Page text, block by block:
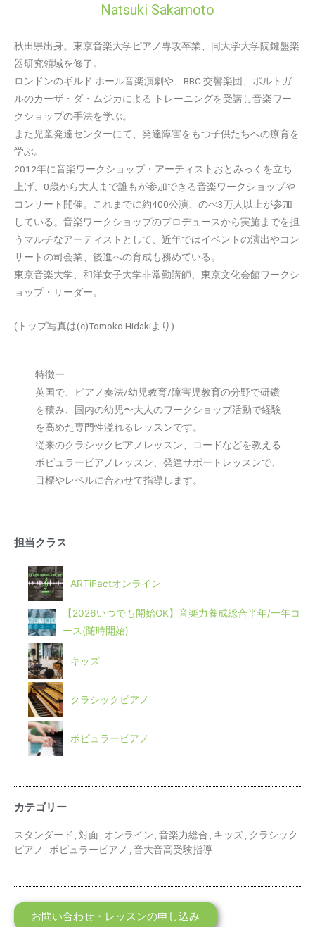
Natsuki Sakamoto
秋田県出身。東京音楽大学ピアノ専攻卒業、同大学大学院鍵盤楽
器研究領域を修了。
ロンドンのギルド ホール音楽演劇や、BBC 交響楽団、ポルトガ
ルのカーザ・ダ・ムジカによる トレーニングを受講し音楽ワー
クショップの手法を学ぶ。
また児童発達センターにて、発達障害をもつ子供たちへの療育を
学ぶ。
2012年に音楽ワークショップ・アーティストおとみっくを立ち
上げ、0歳から大人まで誰もが参加できる音楽ワークショップや
コンサート開催。これまでに約400公演、のべ3万人以上が参加
している。音楽ワークショップのプロデュースから実施までを担
うマルチなアーティストとして、近年ではイベントの演出やコン
サートの司会業、後進への育成も務めている。
東京音楽大学、和洋女子大学非常勤講師、東京文化会館ワークシ
ョップ・リーダー。
(トップ写真は(c)Tomoko Hidakiより)
特徴ー
英国で、ピアノ奏法/幼児教育/障害児教育の分野で研鑽
を積み、国内の幼児〜大人のワークショップ活動で経験
を高めた専門性溢れるレッスンです。
従来のクラシックピアノレッスン、コードなどを教える
ポピュラーピアノレッスン、発達サポートレッスンで、
目標やレベルに合わせて指導します。
担当クラス
ARTiFactオンライン
【2026いつでも開始OK】音楽力養成総合半年/一年コ
ース(随時開始)
キッズ
クラシックピアノ
ポピュラーピアノ
カテゴリー
スタンダード , 対面, オンライン , 音楽力総合 , キッズ, クラシック
ピアノ , ポピュラーピアノ , 音大音高受験指導
お問い合わせ・レッスンの申し込み